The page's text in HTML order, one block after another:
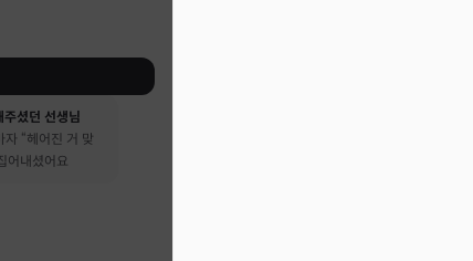
셨던 선생님
자 “헤어진 거 맞
어내셨어요